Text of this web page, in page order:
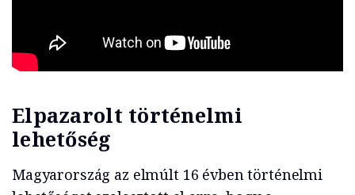
Elpazarolt történelmi
lehetőség
Magyarország az elmúlt 16 évben történelmi